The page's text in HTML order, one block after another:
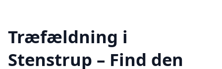
Træfældning i
Stenstrup – Find den